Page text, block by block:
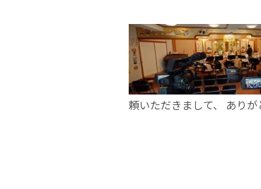
頼いただきまして、 あり